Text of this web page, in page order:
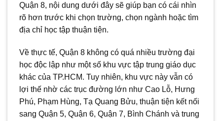
Quận 8, nội dung dưới đây sẽ giúp bạn có cái nhìn
rõ hơn trước khi chọn trường, chọn ngành hoặc tìm
địa chỉ học tập thuận tiện.
Về thực tế, Quận 8 không có quá nhiều trường đại
học độc lập như một số khu vực tập trung giáo dục
khác của TP.HCM. Tuy nhiên, khu vực này vẫn có
lợi thế nhờ các trục đường lớn như Cao Lỗ, Hưng
Phú, Phạm Hùng, Tạ Quang Bửu, thuận tiện kết nối
sang Quận 5, Quận 6, Quận 7, Bình Chánh và trung